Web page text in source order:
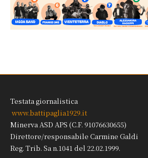
Testata giornalistica
www.battipaglia1929.it
Minerva ASD APS (C.F. 91076630655)
Direttore/responsabile Carmine Galdi
Reg. Trib. Sa n.1041 del 22.02.1999.